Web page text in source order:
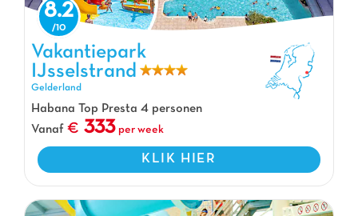
Vakantiepark IJsselstrand, Vakantiepark Gelderland
8.2
Vakantiepark
IJsselstrand
Gelderland
Habana Top Presta 4 personen
Vanaf
333 per week
KLIK HIER